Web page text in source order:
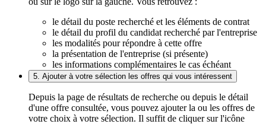
le détail du poste recherché et les éléments de contrat
le détail du profil du candidat recherché par l'entreprise
les modalités pour répondre à cette offre
la présentation de l'entreprise (si présente)
les informations complémentaires le cas échéant
5. Ajouter à votre sélection les offres qui vous intéressent
Depuis la page de résultats de recherche ou depuis le détail
d'une offre consultée, vous pouvez ajouter la ou les offres de
votre choix à votre sélection. Il suffit de cliquer sur l'icône